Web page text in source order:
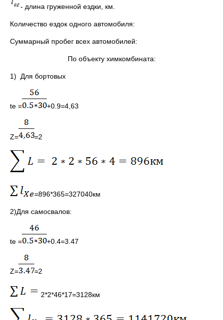
- длина груженной ездки, км.
Количество ездок одного автомобиля:
Cуммарный пробег всех автомобилей:
По объекту химкомбината:
1) Для бортовых
te = +0.9=4,63
Z= =2
=896*365=327040км
2)Для самосвалов:
te = +0.4=3.47
Z= =2
2*2*46*17=3128км